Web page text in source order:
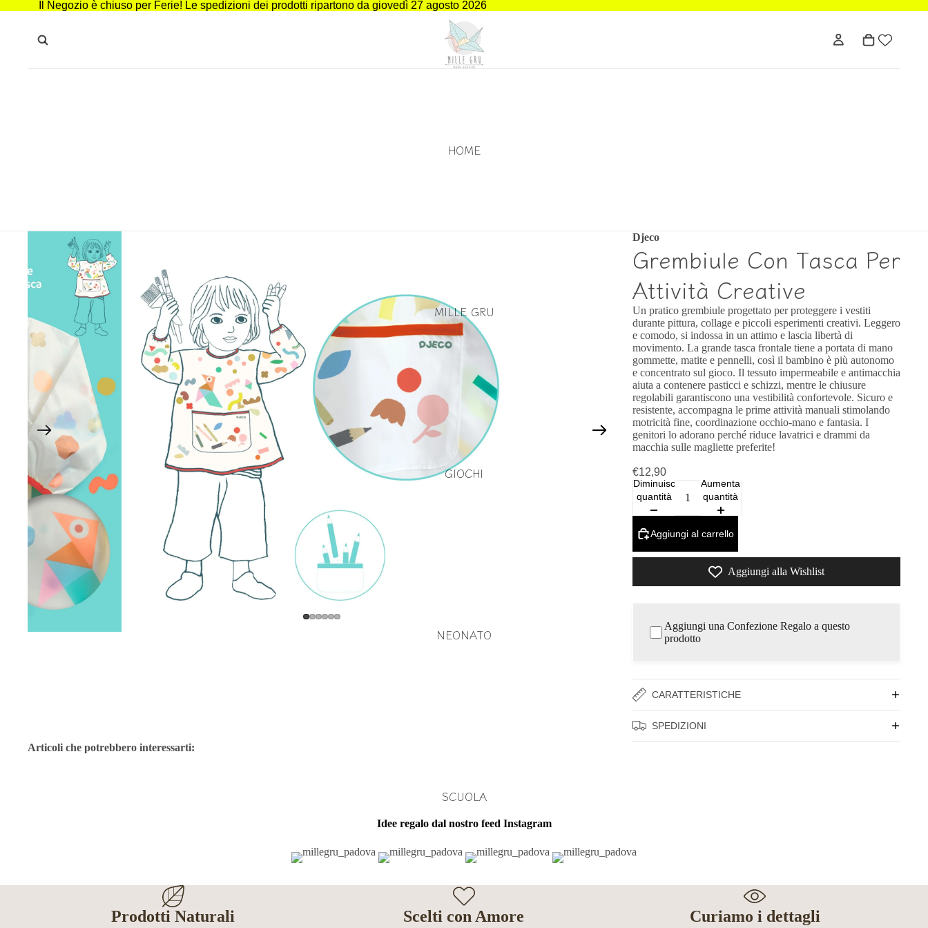
Il Negozio è chiuso per Ferie! Le spedizioni dei prodotti ripartono da giovedì 27 agosto 2026
HOME
MILLE GRU
GIOCHI
NEONATO
SCUOLA
Djeco
Grembiule Con Tasca Per
Attività Creative
Un pratico grembiule progettato per proteggere i vestiti
durante pittura, collage e piccoli esperimenti creativi. Leggero
e comodo, si indossa in un attimo e lascia libertà di
movimento. La grande tasca frontale tiene a portata di mano
gommette, matite e pennelli, così il bambino è più autonomo
e concentrato sul gioco. Il tessuto impermeabile e antimacchia
aiuta a contenere pasticci e schizzi, mentre le chiusure
regolabili garantiscono una vestibilità confortevole. Sicuro e
resistente, accompagna le prime attività manuali stimolando
motricità fine, coordinazione occhio-mano e fantasia. I
genitori lo adorano perché riduce lavatrici e drammi da
macchia sulle magliette preferite!
€12,90
Diminuisci
quantità
Aumenta
quantità
Aggiungi al carrello
Aggiungi alla Wishlist
Aggiungi una Confezione Regalo a questo
prodotto
CARATTERISTICHE
SPEDIZIONI
Articoli che potrebbero interessarti:
Idee regalo dal nostro feed Instagram
Prodotti Naturali Scelti con Amore Curiamo i dettagli